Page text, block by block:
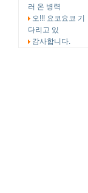
러 온 병력
오!!! 요코요코 기
다리고 있
감사합니다.